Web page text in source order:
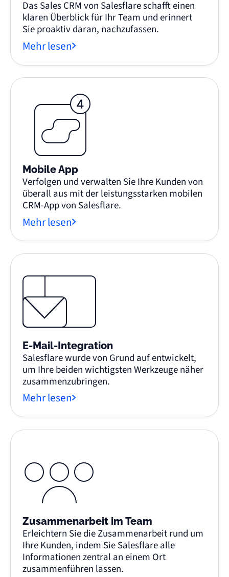
Das Sales CRM von Salesflare schafft einen
klaren Überblick für Ihr Team und erinnert
Sie proaktiv daran, nachzufassen.
Mehr lesen
Mobile App
Verfolgen und verwalten Sie Ihre Kunden von
überall aus mit der leistungsstarken mobilen
CRM-App von Salesflare.
Mehr lesen
E-Mail-Integration
Salesflare wurde von Grund auf entwickelt,
um Ihre beiden wichtigsten Werkzeuge näher
zusammenzubringen.
Mehr lesen
Zusammenarbeit im Team
Erleichtern Sie die Zusammenarbeit rund um
Ihre Kunden, indem Sie Salesflare alle
Informationen zentral an einem Ort
zusammenführen lassen.